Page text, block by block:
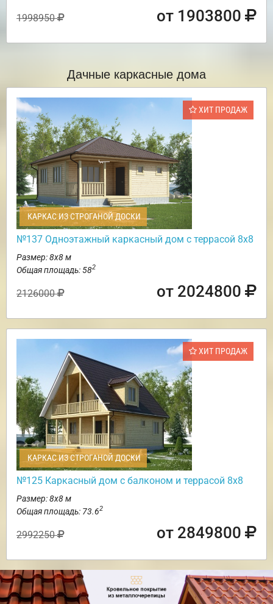
1998950 от 1903800
Дачные каркасные дома
ХИТ ПРОДАЖ
КАРКАС ИЗ СТРОГАНОЙ ДОСКИ
№137 Одноэтажный каркасный дом с террасой 8х8
Размер: 8х8 м
Общая площадь: 582
2126000 от 2024800
ХИТ ПРОДАЖ
КАРКАС ИЗ СТРОГАНОЙ ДОСКИ
№125 Каркасный дом с балконом и террасой 8х8
Размер: 8х8 м
Общая площадь: 73.62
2992250 от 2849800